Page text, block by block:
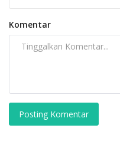
Komentar
Posting Komentar